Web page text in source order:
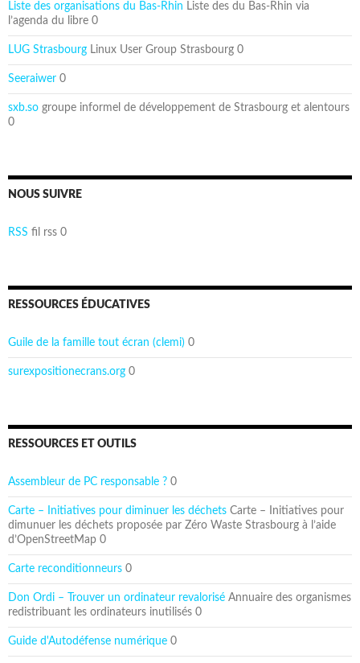
Liste des organisations du Bas-Rhin Liste des du Bas-Rhin via
l’agenda du libre 0
LUG Strasbourg Linux User Group Strasbourg 0
Seeraiwer 0
sxb.so groupe informel de développement de Strasbourg et alentours
0
NOUS SUIVRE
RSS fil rss 0
RESSOURCES ÉDUCATIVES
Guile de la famille tout écran (clemi) 0
surexpositionecrans.org 0
RESSOURCES ET OUTILS
Assembleur de PC responsable ? 0
Carte – Initiatives pour diminuer les déchets Carte – Initiatives pour
dimunuer les déchets proposée par Zéro Waste Strasbourg à l’aide
d’OpenStreetMap 0
Carte reconditionneurs 0
Don Ordi – Trouver un ordinateur revalorisé Annuaire des organismes
redistribuant les ordinateurs inutilisés 0
Guide d'Autodéfense numérique 0